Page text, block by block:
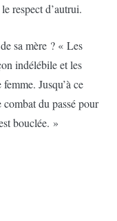
respect d’autrui.
sa mère ? « Les
indélébile et les
Jusqu’à ce
du passé pour
bouclée. »